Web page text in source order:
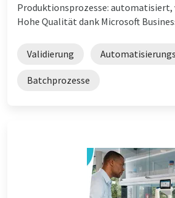
Produktionsprozesse:
Hohe Qualität dank Microsoft
Validierung
Batchprozesse